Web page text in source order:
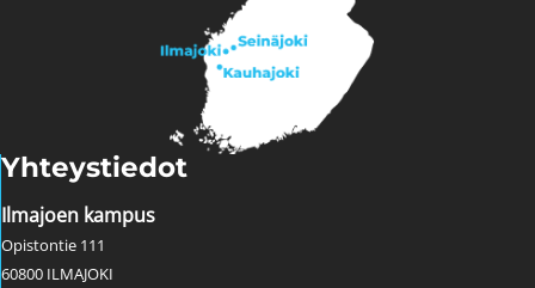
Yhteystiedot
Ilmajoen kampus
Opistontie 111
60800 ILMAJOKI